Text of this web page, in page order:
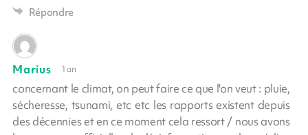
Répondre
Marius 1 an
concernant le climat, on peut faire ce que l'on veut : pluie,
sécheresse, tsunami, etc etc les rapports existent depuis
des décennies et en ce moment cela ressort / nous avons